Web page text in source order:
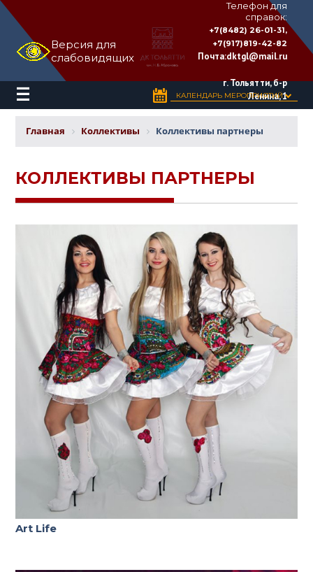
Версия для
слабовидящих
ДВОРЕЦ
КУЛЬТУРЫ
«ТОЛЬЯТТИ»
имени
Телефон для
справок:
+7(8482) 26-01-31,
+7(917)819-42-82
Почта:dktgl@mail.ru
г. Тольятти, б-р
Ленина, 1
КАЛЕНДАРЬ МЕРОПРИЯТИЙ
Главная Коллективы Коллективы партнеры
КОЛЛЕКТИВЫ ПАРТНЕРЫ
Art Life